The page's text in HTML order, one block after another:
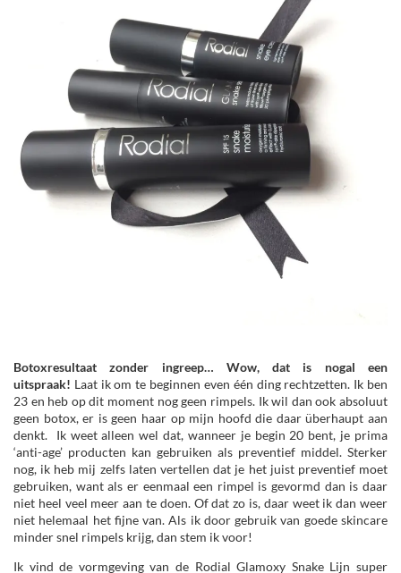
Botoxresultaat zonder ingreep… Wow, dat is nogal een
uitspraak! Laat ik om te beginnen even één ding rechtzetten. Ik ben
23 en heb op dit moment nog geen rimpels. Ik wil dan ook absoluut
geen botox, er is geen haar op mijn hoofd die daar überhaupt aan
denkt. Ik weet alleen wel dat, wanneer je begin 20 bent, je prima
‘anti-age’ producten kan gebruiken als preventief middel. Sterker
nog, ik heb mij zelfs laten vertellen dat je het juist preventief moet
gebruiken, want als er eenmaal een rimpel is gevormd dan is daar
niet heel veel meer aan te doen. Of dat zo is, daar weet ik dan weer
niet helemaal het fijne van. Als ik door gebruik van goede skincare
minder snel rimpels krijg, dan stem ik voor!
Ik vind de vormgeving van de Rodial Glamoxy Snake Lijn super